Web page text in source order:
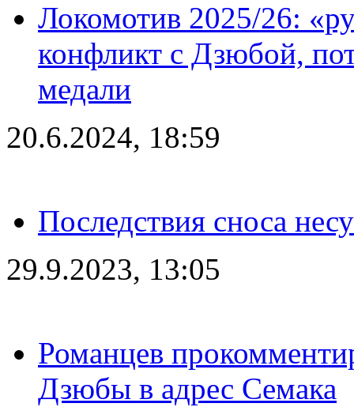
Локомотив 2025/26:
конфликт с Дзюбой,
медали
20.6.2024, 18:59
Последствия сноса
29.9.2023, 13:05
Романцев
Дзюбы в адрес Семака